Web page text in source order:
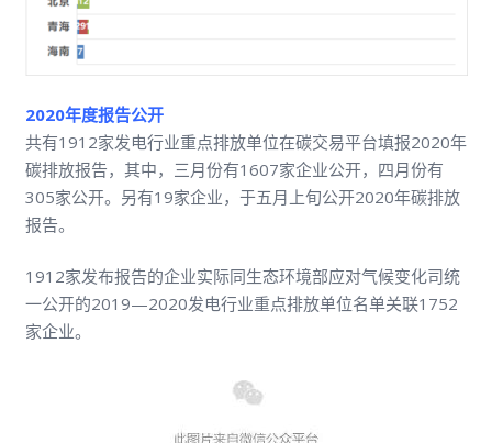
2020年度报告公开
共有1912家发电行业重点排放单位在碳交易平台填报2020年
碳排放报告，其中，三月份有1607家企业公开，四月份有
305家公开。另有19家企业，于五月上旬公开2020年碳排放
报告。
1912家发布报告的企业实际同生态环境部应对气候变化司统
一公开的2019—2020发电行业重点排放单位名单关联1752
家企业。